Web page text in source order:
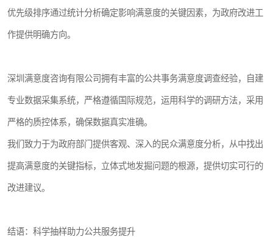
优先级排序通过统计分析确定影响满意度的关键因素，为政府改进工
作提供明确方向。
深圳满意度咨询有限公司拥有丰富的公共事务满意度调查经验，自建
专业数据采集系统，严格遵循国际规范，运用科学的调研方法，采用
严格的质控体系，确保数据真实准确。
我们致力于为政府部门提供客观、深入的民众满意度分析，从中找出
提高满意度的关键指标，立体式地发掘问题的根源，提供切实可行的
改进建议。
结语：科学抽样助力公共服务提升